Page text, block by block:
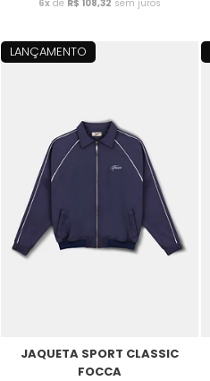
6x de R$ 108,32 sem juros
LANÇAMENTO
JAQUETA SPORT CLASSIC
FOCCA